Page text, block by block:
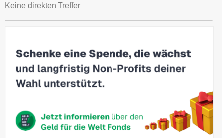
Keine direkten Treffer